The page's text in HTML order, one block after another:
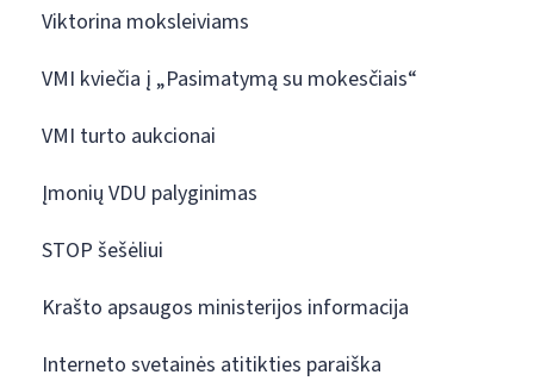
Viktorina moksleiviams
VMI kviečia į „Pasimatymą su mokesčiais“
VMI turto aukcionai
Įmonių VDU palyginimas
STOP šešėliui
Krašto apsaugos ministerijos informacija
Interneto svetainės atitikties paraiška